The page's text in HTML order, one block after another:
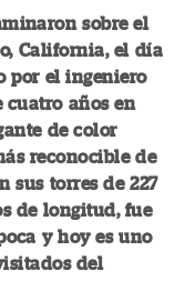
sobre el
California, el día
por el ingeniero
cuatro años en
de color
reconocible de
sus torres de 227
de longitud, fue
y hoy es uno
del